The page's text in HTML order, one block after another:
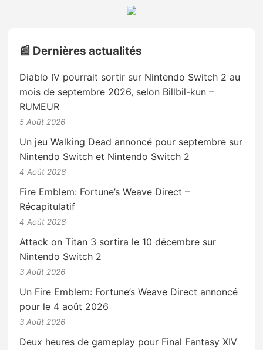
📰 Dernières actualités
Diablo IV pourrait sortir sur Nintendo Switch 2 au
mois de septembre 2026, selon Billbil-kun –
RUMEUR
5 Août 2026
Un jeu Walking Dead annoncé pour septembre sur
Nintendo Switch et Nintendo Switch 2
4 Août 2026
Fire Emblem: Fortune’s Weave Direct –
Récapitulatif
4 Août 2026
Attack on Titan 3 sortira le 10 décembre sur
Nintendo Switch 2
3 Août 2026
Un Fire Emblem: Fortune’s Weave Direct annoncé
pour le 4 août 2026
3 Août 2026
Deux heures de gameplay pour Final Fantasy XIV